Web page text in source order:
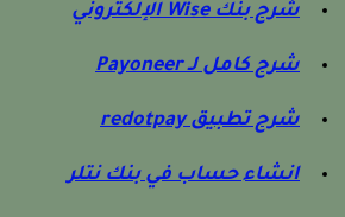
شرح بنك Wise الإلكتروني
شرح كامل لـ Payoneer
شرح تطبيق redotpay
انشاء حساب في بنك نتلر